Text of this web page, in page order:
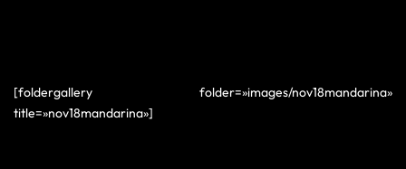
[foldergallery folder=»images/nov18mandarina»
title=»nov18mandarina»]